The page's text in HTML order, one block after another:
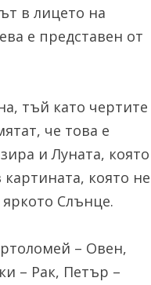
в лицето на
е представен от
тъй като чертите
че това е
и Луната, която
която не
Слънце.
– Овен,
– Рак, Петър –